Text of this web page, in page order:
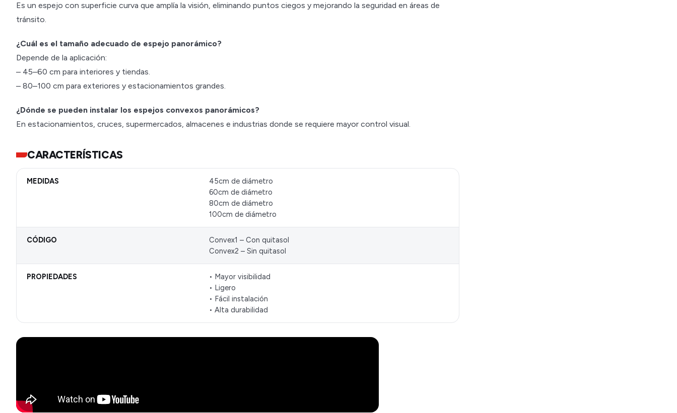
Es un espejo con superficie curva que amplía la visión, eliminando puntos ciegos y mejorando la seguridad en áreas de
tránsito.
¿Cuál es el tamaño adecuado de espejo panorámico?
Depende de la aplicación:
– 45–60 cm para interiores y tiendas.
– 80–100 cm para exteriores y estacionamientos grandes.
¿Dónde se pueden instalar los espejos convexos panorámicos?
En estacionamientos, cruces, supermercados, almacenes e industrias donde se requiere mayor control visual.
CARACTERÍSTICAS
MEDIDAS
45cm de diámetro
60cm de diámetro
80cm de diámetro
100cm de diámetro
CÓDIGO
Convex1 – Con quitasol
Convex2 – Sin quitasol
PROPIEDADES
• Mayor visibilidad
• Ligero
• Fácil instalación
• Alta durabilidad